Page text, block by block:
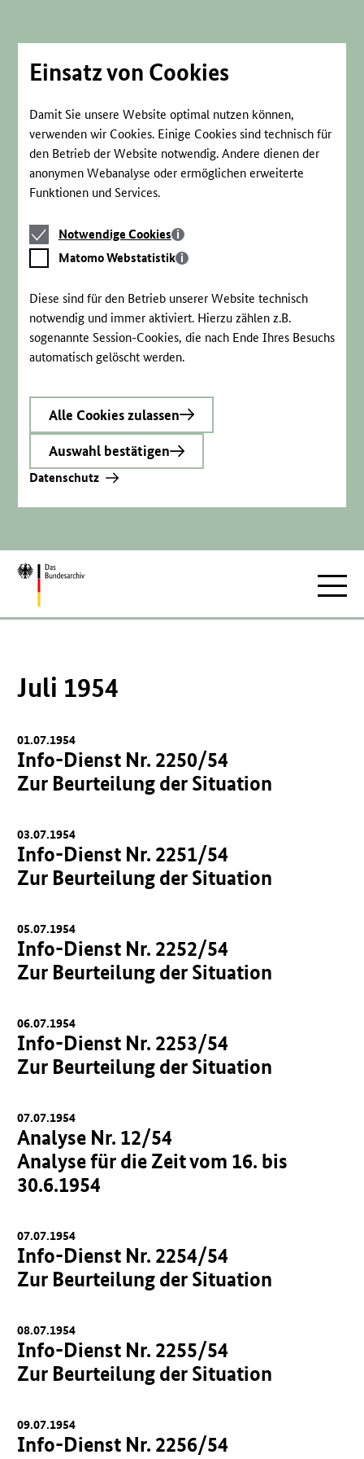
Einsatz von Cookies
Damit Sie unsere Website optimal nutzen können,
verwenden wir Cookies. Einige Cookies sind technisch für
den Betrieb der Website notwendig. Andere dienen der
anonymen Webanalyse oder ermöglichen erweiterte
Funktionen und Services.
Notwendige
Cookies
Notwendige Cookies
Matomo
Webstatistik
Matomo Webstatistik
Diese sind für den Betrieb unserer Website technisch
notwendig und immer aktiviert. Hierzu zählen z.B.
sogenannte Session-Cookies, die nach Ende Ihres Besuchs
automatisch gelöscht werden.
Alle Cookies zulassen
Auswahl bestätigen
Datenschutz
Zur
Juli 1954
01.07.1954
Info-Dienst Nr. 2250/54
Zur Beurteilung der Situation
03.07.1954
Info-Dienst Nr. 2251/54
Zur Beurteilung der Situation
05.07.1954
Info-Dienst Nr. 2252/54
Zur Beurteilung der Situation
06.07.1954
Info-Dienst Nr. 2253/54
Zur Beurteilung der Situation
07.07.1954
Analyse Nr. 12/54
Analyse für die Zeit vom 16. bis
30.6.1954
07.07.1954
Info-Dienst Nr. 2254/54
Zur Beurteilung der Situation
08.07.1954
Info-Dienst Nr. 2255/54
Zur Beurteilung der Situation
09.07.1954
Info-Dienst Nr. 2256/54